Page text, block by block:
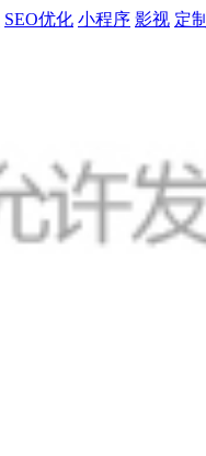
SEO优化 小程序 影视 定